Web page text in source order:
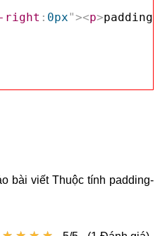
right : 0px"><p>
bài viết Thuộc tính padding-